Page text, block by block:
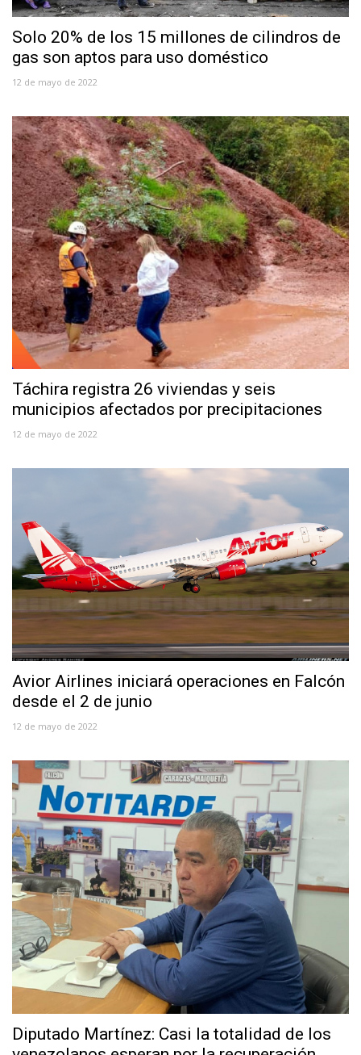
Solo 20% de los 15 millones de cilindros de
gas son aptos para uso doméstico
12 de mayo de 2022
Táchira registra 26 viviendas y seis
municipios afectados por precipitaciones
12 de mayo de 2022
Avior Airlines iniciará operaciones en Falcón
desde el 2 de junio
12 de mayo de 2022
Diputado Martínez: Casi la totalidad de los